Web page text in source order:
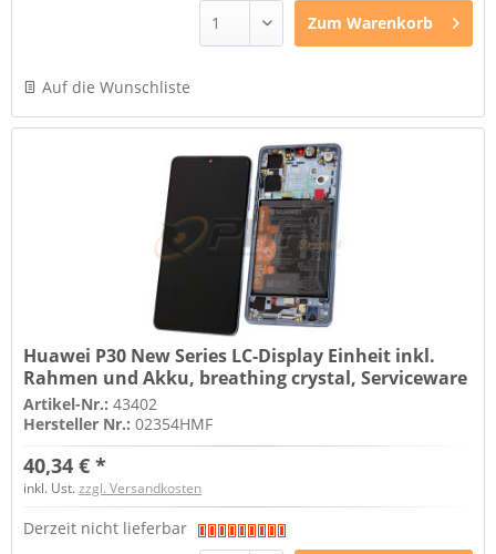
Zum Warenkorb
Auf die Wunschliste
Huawei P30 New Series LC-Display Einheit inkl.
Rahmen und Akku, breathing crystal, Serviceware
Artikel-Nr.:43402
Hersteller Nr.:02354HMF
40,34 € *
inkl. Ust.zzgl. Versandkosten
Derzeit nicht lieferbar